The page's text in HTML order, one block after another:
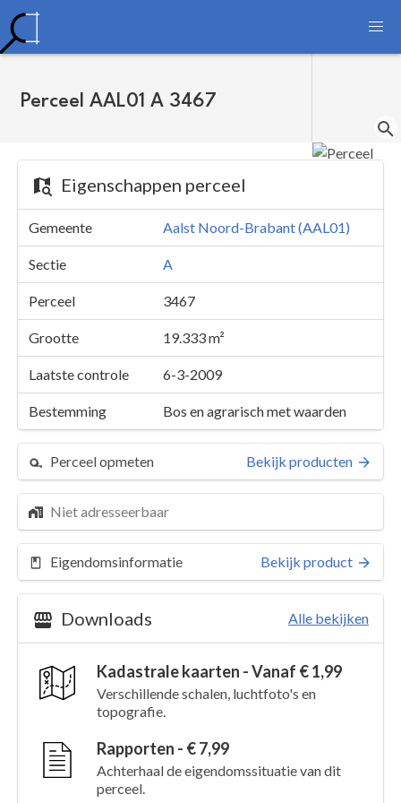
Perceel AAL01 A 3467
Eigenschappen perceel
Gemeente Aalst Noord-Brabant (AAL01)
Sectie A
Perceel 3467
Grootte 19.333 m²
Laatste controle 6-3-2009
Bestemming Bos en agrarisch met waarden
Perceel opmeten Bekijk producten
Niet adresseerbaar
Eigendomsinformatie Bekijk product
Downloads Alle bekijken
Kadastrale kaarten - Vanaf € 1,99
Verschillende schalen, luchtfoto's en
topografie.
Rapporten - € 7,99
Achterhaal de eigendomssituatie van dit
perceel.
Perceel 3467
Kaarten en rapporten